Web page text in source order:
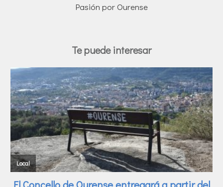
Pasión por Ourense
Te puede interesar